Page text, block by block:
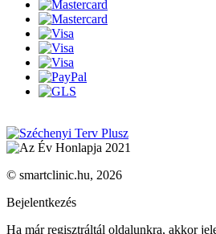
© smartclinic.hu, 2026
Bejelentkezés
Ha már regisztráltál oldalunkra, akkor